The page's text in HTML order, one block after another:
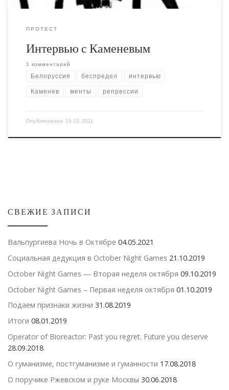
ПРОТЕСТ
Интервью с Каменевым
1 комментарий
Белоруссия беспредел интервью
Каменев менты репрессии
Опубликовано 19.02.2011
СВЕЖИЕ ЗАПИСИ
Вальпургиева Ночь в Октябре 04.05.2021
Социальная дедукция в October Night Games 21.10.2019
October Night Games — Вторая неделя октября 09.10.2019
October Night Games – Первая неделя октября 01.10.2019
Подаем признаки жизни 31.08.2019
Итоги 08.01.2019
Operator of Bioreactor: Past you regret. Future you deserve
28.09.2018
О гуманизме, постгуманизме и гуманности 17.08.2018
О поручике Ржевском и руке Москвы 30.06.2018